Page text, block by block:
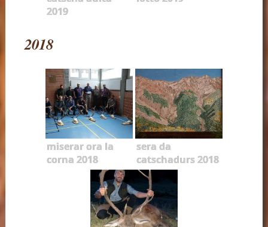
2019
2018
miserar ora la
corna 2018
sera da
catschadurs 2018